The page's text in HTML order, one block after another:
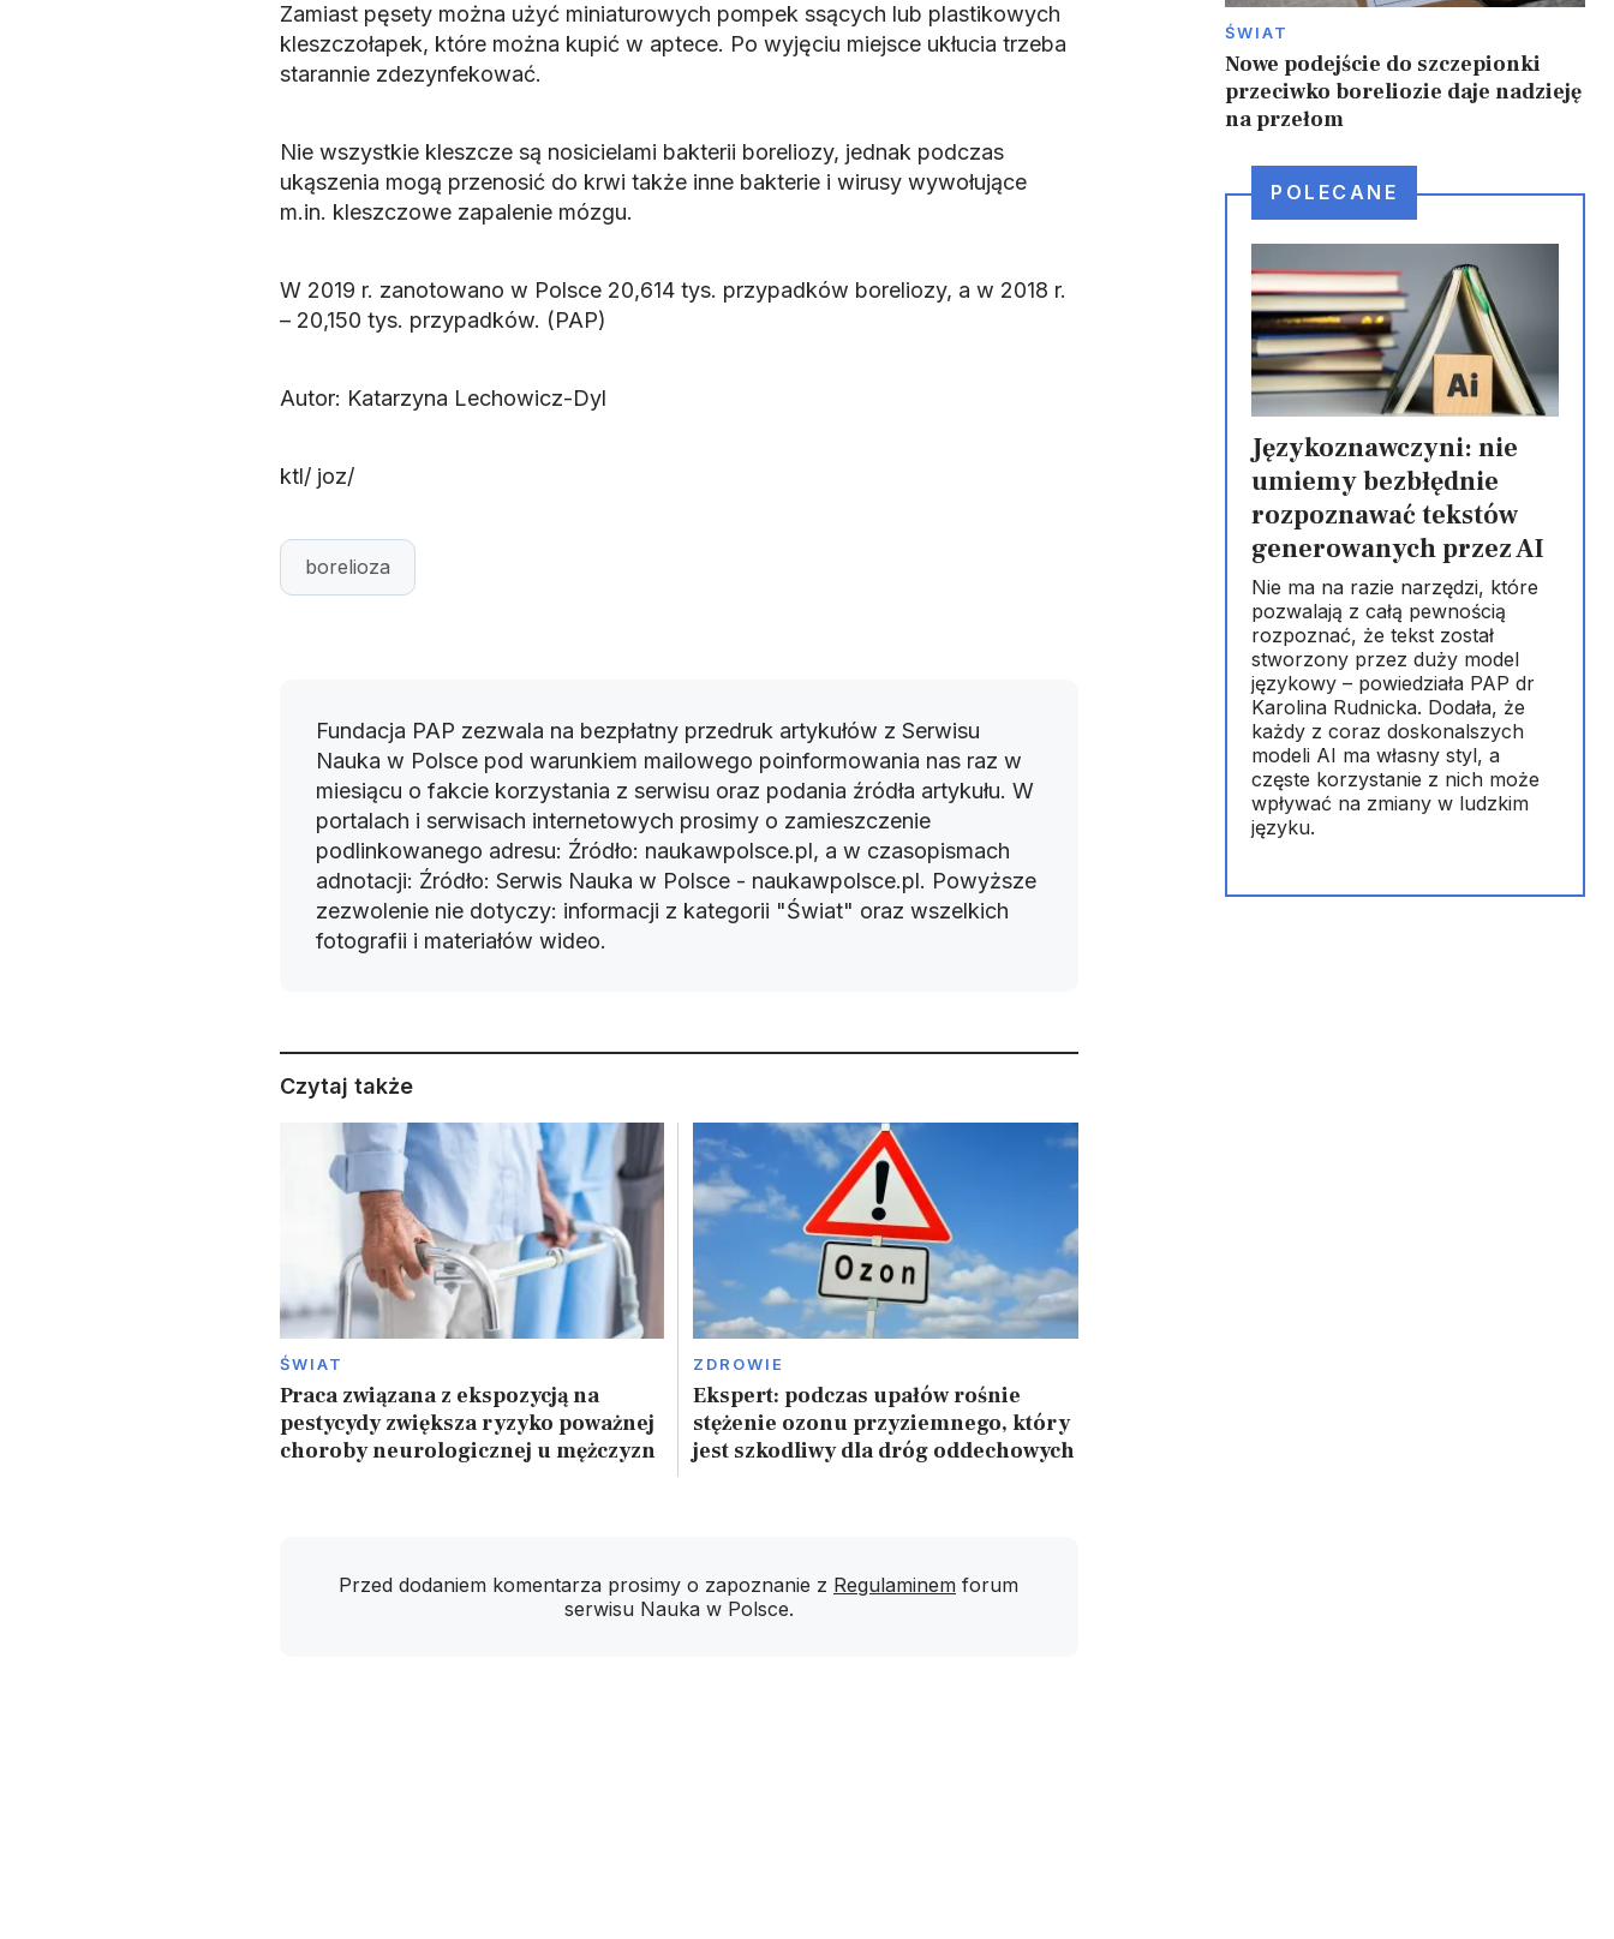
Zamiast pęsety można użyć miniaturowych pompek ssących lub plastikowych
kleszczołapek, które można kupić w aptece. Po wyjęciu miejsce ukłucia trzeba
starannie zdezynfekować.
Nie wszystkie kleszcze są nosicielami bakterii boreliozy, jednak podczas
ukąszenia mogą przenosić do krwi także inne bakterie i wirusy wywołujące
m.in. kleszczowe zapalenie mózgu.
W 2019 r. zanotowano w Polsce 20,614 tys. przypadków boreliozy, a w 2018 r.
– 20,150 tys. przypadków. (PAP)
Autor: Katarzyna Lechowicz-Dyl
ktl/ joz/
borelioza
Fundacja PAP zezwala na bezpłatny przedruk artykułów z Serwisu
Nauka w Polsce pod warunkiem mailowego poinformowania nas raz w
miesiącu o fakcie korzystania z serwisu oraz podania źródła artykułu. W
portalach i serwisach internetowych prosimy o zamieszczenie
podlinkowanego adresu: Źródło: naukawpolsce.pl, a w czasopismach
adnotacji: Źródło: Serwis Nauka w Polsce - naukawpolsce.pl. Powyższe
zezwolenie nie dotyczy: informacji z kategorii "Świat" oraz wszelkich
fotografii i materiałów wideo.
Czytaj także
ŚWIAT
Praca związana z ekspozycją na
pestycydy zwiększa ryzyko poważnej
choroby neurologicznej u mężczyzn
ZDROWIE
Ekspert: podczas upałów rośnie
stężenie ozonu przyziemnego, który
jest szkodliwy dla dróg oddechowych
Przed dodaniem komentarza prosimy o zapoznanie z Regulaminem forum
serwisu Nauka w Polsce.
ŚWIAT
Nowe podejście do szczepionki
przeciwko boreliozie daje nadzieję
na przełom
POLECANE
Językoznawczyni: nie
umiemy bezbłędnie
rozpoznawać tekstów
generowanych przez AI
Nie ma na razie narzędzi, które
pozwalają z całą pewnością
rozpoznać, że tekst został
stworzony przez duży model
językowy – powiedziała PAP dr
Karolina Rudnicka. Dodała, że
każdy z coraz doskonalszych
modeli AI ma własny styl, a
częste korzystanie z nich może
wpływać na zmiany w ludzkim
języku.